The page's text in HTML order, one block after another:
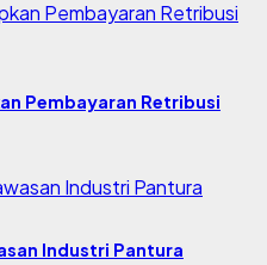
Pembayaran Retribusi
Industri Pantura